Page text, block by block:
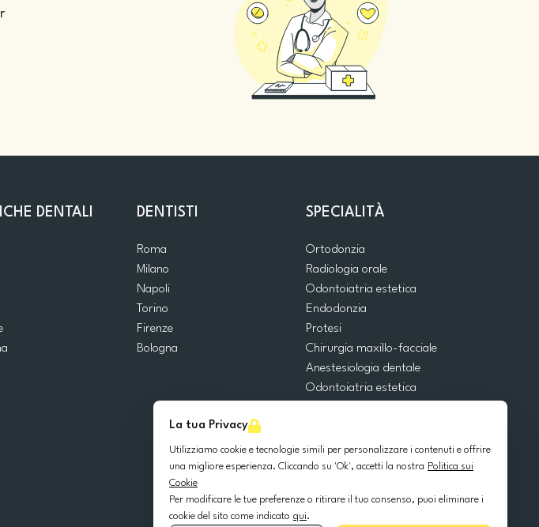
La tua Privacy
Utilizziamo cookie e tecnologie simili per personalizzare i contenuti e offrire
una migliore esperienza. Cliccando su 'Ok', accetti la nostra Politica sui
Cookie
Per modificare le tue preferenze o ritirare il tuo consenso, puoi eliminare i
cookie del sito come indicato qui.
DENTALI DENTISTI
Roma
Milano
Napoli
Torino
Firenze
Bologna
SPECIALITÀ
Ortodonzia
Radiologia orale
Odontoiatria estetica
Endodonzia
Protesi
Chirurgia maxillo-facciale
Anestesiologia dentale
Odontoiatria estetica
Odontoiatria pediatrica
Chirurgia orale
Parodontologia